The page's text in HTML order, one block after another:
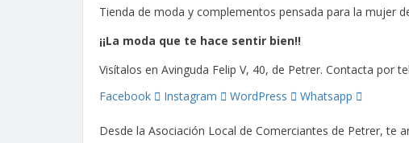
Tienda de moda y complementos pensada para la mujer
¡¡La moda que te hace sentir bien!!
Visítalos en Avinguda Felip V, 40, de Petrer. Contacta por
Facebook
Instagram WordPress Whatsapp
Desde la Asociación Local de Comerciantes de Petrer, te